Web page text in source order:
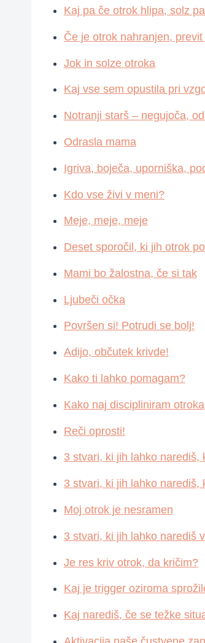
Kaj pa če otrok hlipa, solz
Če je otrok nahranjen,
Jok in solze otroka
Kaj vse sem opustila pri
Notranji starš – negujoča,
Odrasla mama
Igriva, boječa, uporniška,
Kdo vse živi v meni?
Meje, meje, meje
Deset sporočil, ki jih otrok
Mami bo žalostna, če si tak
Ljubeči očka
Površen si! Potrudi se bolj!
Adijo, občutek krivde!
Kako ti lahko pomagam?
Kako naj discipliniram otroka
Reči oprosti!
3 stvari, ki jih lahko narediš,
3 stvari, ki jih lahko narediš,
Moj otrok je nesramen
3 stvari, ki jih lahko narediš
Je res kriv otrok, da kričim?
Kaj je trigger oziroma
Kaj narediš, če se težke